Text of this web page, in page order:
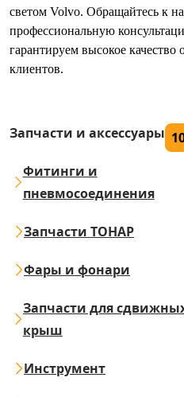
светом Volvo. Обращайтесь к
профессиональную
гарантируем высокое
клиентов.
Запчасти и аксессуары
Фитинги и
пневмосоединения
Запчасти ТОНАР
Фары и фонари
Запчасти для
крыш
Инструмент